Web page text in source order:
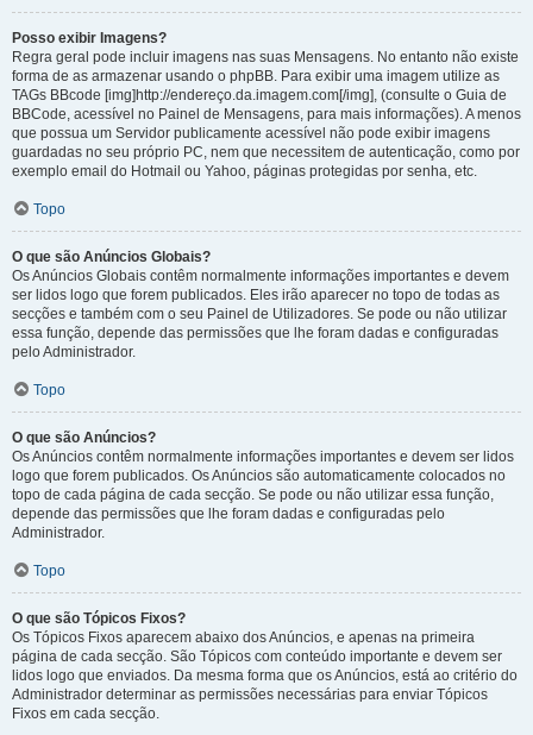
Posso exibir Imagens?
Regra geral pode incluir imagens nas suas Mensagens. No entanto não existe
forma de as armazenar usando o phpBB. Para exibir uma imagem utilize as
TAGs BBcode [img]http://endereço.da.imagem.com[/img], (consulte o Guia de
BBCode, acessível no Painel de Mensagens, para mais informações). A menos
que possua um Servidor publicamente acessível não pode exibir imagens
guardadas no seu próprio PC, nem que necessitem de autenticação, como por
exemplo email do Hotmail ou Yahoo, páginas protegidas por senha, etc.
Topo
O que são Anúncios Globais?
Os Anúncios Globais contêm normalmente informações importantes e devem
ser lidos logo que forem publicados. Eles irão aparecer no topo de todas as
secções e também com o seu Painel de Utilizadores. Se pode ou não utilizar
essa função, depende das permissões que lhe foram dadas e configuradas
pelo Administrador.
Topo
O que são Anúncios?
Os Anúncios contêm normalmente informações importantes e devem ser lidos
logo que forem publicados. Os Anúncios são automaticamente colocados no
topo de cada página de cada secção. Se pode ou não utilizar essa função,
depende das permissões que lhe foram dadas e configuradas pelo
Administrador.
Topo
O que são Tópicos Fixos?
Os Tópicos Fixos aparecem abaixo dos Anúncios, e apenas na primeira
página de cada secção. São Tópicos com conteúdo importante e devem ser
lidos logo que enviados. Da mesma forma que os Anúncios, está ao critério do
Administrador determinar as permissões necessárias para enviar Tópicos
Fixos em cada secção.